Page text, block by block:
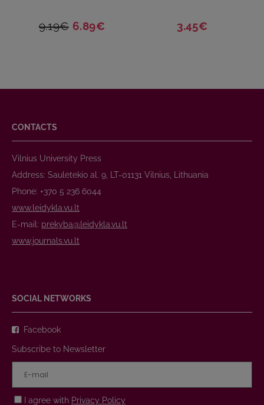
9.19€ 6.89€ 3.45€
CONTACTS
Vilnius University Press
Address: Saulėtekio al. 9, LT-01131 Vilnius, Lithuania
Phone: +370 5 236 6044
www.leidykla.vu.lt
E-mail: prekyba@leidykla.vu.lt
www.journals.vu.lt
SOCIAL NETWORKS
Facebook
Subscribe to Newsletter
I agree with Privacy Policy